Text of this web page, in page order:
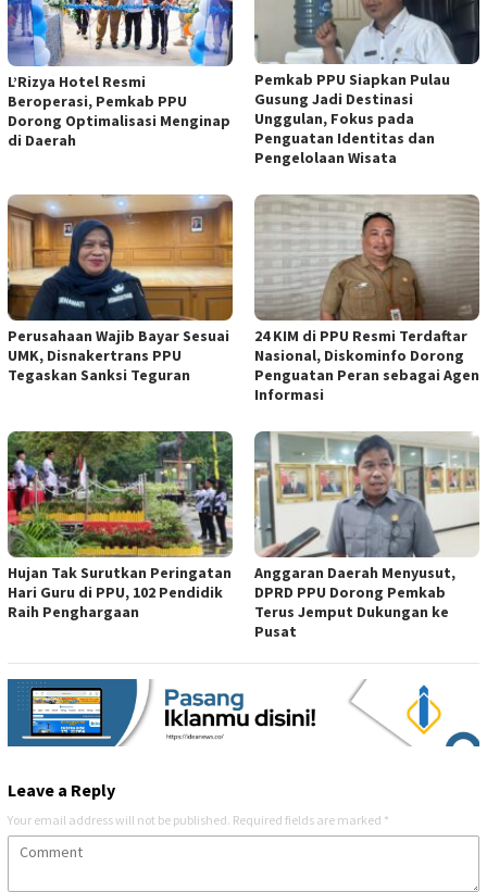
L’Rizya Hotel Resmi
Beroperasi, Pemkab PPU
Dorong Optimalisasi Menginap
di Daerah
Pemkab PPU Siapkan Pulau
Gusung Jadi Destinasi
Unggulan, Fokus pada
Penguatan Identitas dan
Pengelolaan Wisata
Perusahaan Wajib Bayar Sesuai
UMK, Disnakertrans PPU
Tegaskan Sanksi Teguran
24 KIM di PPU Resmi Terdaftar
Nasional, Diskominfo Dorong
Penguatan Peran sebagai Agen
Informasi
Hujan Tak Surutkan Peringatan
Hari Guru di PPU, 102 Pendidik
Raih Penghargaan
Anggaran Daerah Menyusut,
DPRD PPU Dorong Pemkab
Terus Jemput Dukungan ke
Pusat
Leave a Reply
Your email address will not be published. Required fields are marked *